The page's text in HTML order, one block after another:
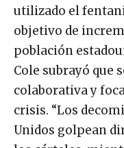
utilizado el
objetivo de
población
Cole subrayó que
colaborativa y
crisis. “Los
Unidos golpean